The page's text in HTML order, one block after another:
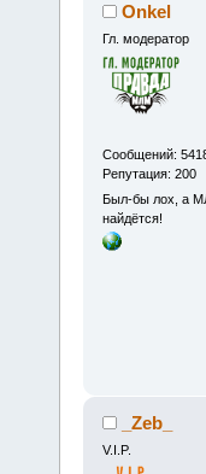
Onkel
Гл. модератор
Сообщений:
Репутация: 200
Был-бы лох, а
найдётся!
_Zeb_
V.I.P.